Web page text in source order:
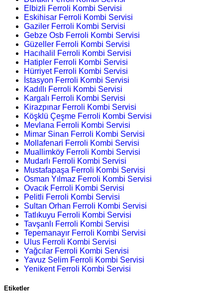
Elbizli Ferroli Kombi Servisi
Eskihisar Ferroli Kombi Servisi
Gaziler Ferroli Kombi Servisi
Gebze Osb Ferroli Kombi Servisi
Güzeller Ferroli Kombi Servisi
Hacıhalil Ferroli Kombi Servisi
Hatipler Ferroli Kombi Servisi
Hürriyet Ferroli Kombi Servisi
İstasyon Ferroli Kombi Servisi
Kadıllı Ferroli Kombi Servisi
Kargalı Ferroli Kombi Servisi
Kirazpınar Ferroli Kombi Servisi
Köşklü Çeşme Ferroli Kombi Servisi
Mevlana Ferroli Kombi Servisi
Mimar Sinan Ferroli Kombi Servisi
Mollafenari Ferroli Kombi Servisi
Muallimköy Ferroli Kombi Servisi
Mudarlı Ferroli Kombi Servisi
Mustafapaşa Ferroli Kombi Servisi
Osman Yılmaz Ferroli Kombi Servisi
Ovacık Ferroli Kombi Servisi
Pelitli Ferroli Kombi Servisi
Sultan Orhan Ferroli Kombi Servisi
Tatlıkuyu Ferroli Kombi Servisi
Tavşanlı Ferroli Kombi Servisi
Tepemanayır Ferroli Kombi Servisi
Ulus Ferroli Kombi Servisi
Yağcılar Ferroli Kombi Servisi
Yavuz Selim Ferroli Kombi Servisi
Yenikent Ferroli Kombi Servisi
Etiketler